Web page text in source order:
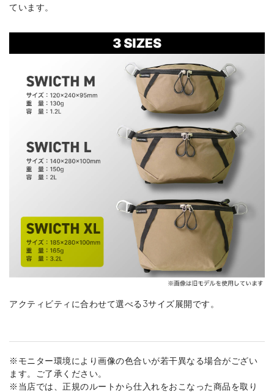
ています。
アクティビティに合わせて選べる3サイズ展開です。
※モニター環境により画像の色合いが若干異なる場合がござい
ます。ご了承ください。
※当店では、正規のルートから仕入れをおこなった商品を取り